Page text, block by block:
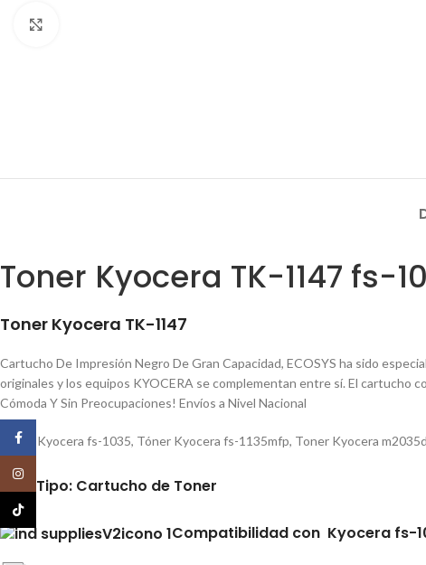
Toner Kyocera TK-1147 fs-
Toner Kyocera TK-1147
Cartucho De Impresión Negro De Gran Capacidad, ECOSYS ha sido
originales y los equipos KYOCERA se complementan entre sí. El cartucho
Cómoda Y Sin Preocupaciones! Envíos a Nivel Nacional
Toner Kyocera fs-1035, Tóner Kyocera fs-1135mfp, Toner Kyocera
Tipo: Cartucho de Toner
Compatibilidad con Kyocera fs-
Facebook